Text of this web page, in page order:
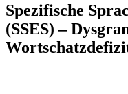
Spezifische
(SSES) –